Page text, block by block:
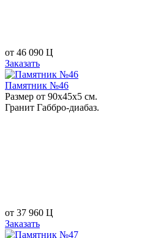
от 46 090 Ц
Заказать
Памятник №46
Размер от 90х45х5 см.
Гранит Габбро-диабаз.
от 37 960 Ц
Заказать